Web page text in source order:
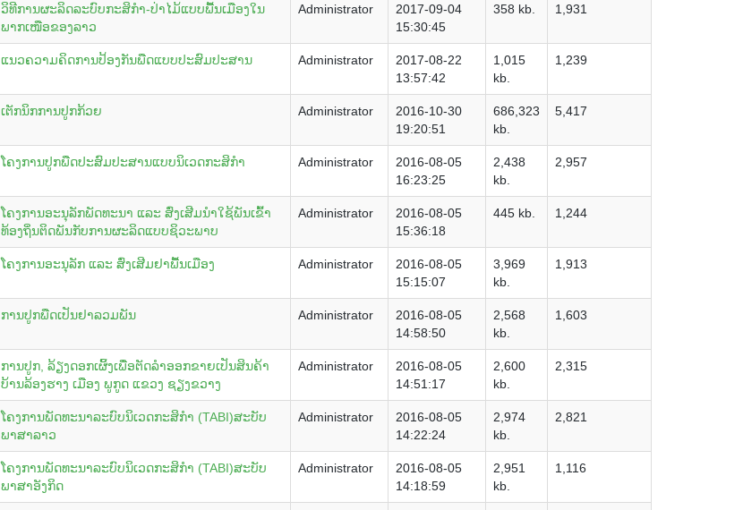
ວິທີການຜະລິດລະບົບກະສິກຳ-ປ່າໄມ້ແບບພື້ນເມືອງໃນ
ພາກເໜືອຂອງລາວ
Administrator
2017-09-04
15:30:45
358 kb. 1,931
ແນວຄວາມຄິດການປ້ອງກັນພືດແບບປະສົມປະສານ Administrator
2017-08-22
13:57:42
1,015
kb.
1,239
ເຕັກນິກການປູກກ້ວຍ Administrator
2016-10-30
19:20:51
686,323
kb.
5,417
ໂຄງການປູກພືດປະສົມປະສານແບບນິເວດກະສິກຳ Administrator
2016-08-05
16:23:25
2,438
kb.
2,957
ໂຄງການອະນຸລັກພັດທະນາ ແລະ ສົ່ງເສີມນຳໃຊ້ພັນເຂົ້າ
ທ້ອງຖິ່ນຕິດພັນກັບການຜະລິດແບບຊິວະພາບ
Administrator
2016-08-05
15:36:18
445 kb. 1,244
ໂຄງການອະນຸລັກ ແລະ ສົ່ງເສີມຢາພື້ນເມືອງ Administrator
2016-08-05
15:15:07
3,969
kb.
1,913
ການປູກພືດເປັນຢາລວມພັນ Administrator
2016-08-05
14:58:50
2,568
kb.
1,603
ການປູກ, ລ້ຽງດອກເຜິ້ງເພື່ອຕັດລຳອອກຂາຍເປັນສິນຄ້າ
ບ້ານລ້ອງຮາງ ເມືອງ ພູກູດ ແຂວງ ຊຽງຂວາງ
Administrator
2016-08-05
14:51:17
2,600
kb.
2,315
ໂຄງການພັດທະນາລະບົບນິເວດກະສິກຳ (TABI)ສະບັບ
ພາສາລາວ
Administrator
2016-08-05
14:22:24
2,974
kb.
2,821
ໂຄງການພັດທະນາລະບົບນິເວດກະສິກຳ (TABI)ສະບັບ
ພາສາອັງກິດ
Administrator
2016-08-05
14:18:59
2,951
kb.
1,116